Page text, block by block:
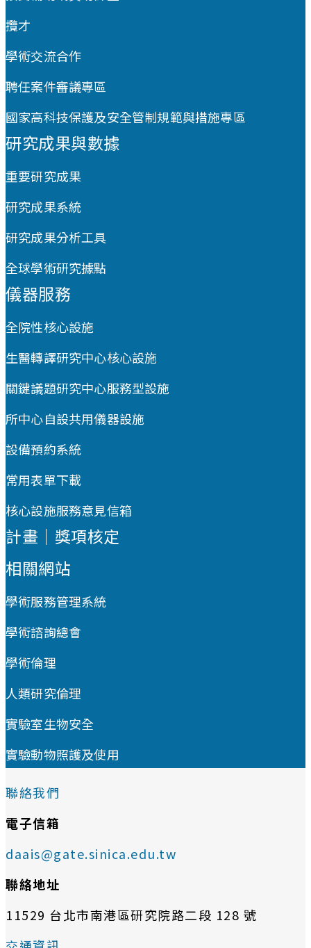
攬才
學術交流合作
聘任案件審議專區
國家高科技保護及安全管制規範與措施專區
研究成果與數據
重要研究成果
研究成果系統
研究成果分析工具
全球學術研究據點
儀器服務
全院性核心設施
生醫轉譯研究中心核心設施
關鍵議題研究中心服務型設施
所中心自設共用儀器設施
設備預約系統
常用表單下載
核心設施服務意見信箱
計畫｜獎項核定
相關網站
學術服務管理系統
學術諮詢總會
學術倫理
人類研究倫理
實驗室生物安全
實驗動物照護及使用
聯絡我們
電子信箱
daais@gate.sinica.edu.tw
聯絡地址
11529 台北市南港區研究院路二段 128 號